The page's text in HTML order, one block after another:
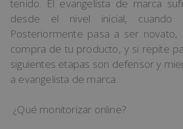
tenido. El evangelista de marca
desde el nivel inicial, cuando
Posteriormente pasa a ser novato,
compra de tu producto, y si repite
siguientes etapas son defensor y
a evangelista de marca.
¿Qué monitorizar online?